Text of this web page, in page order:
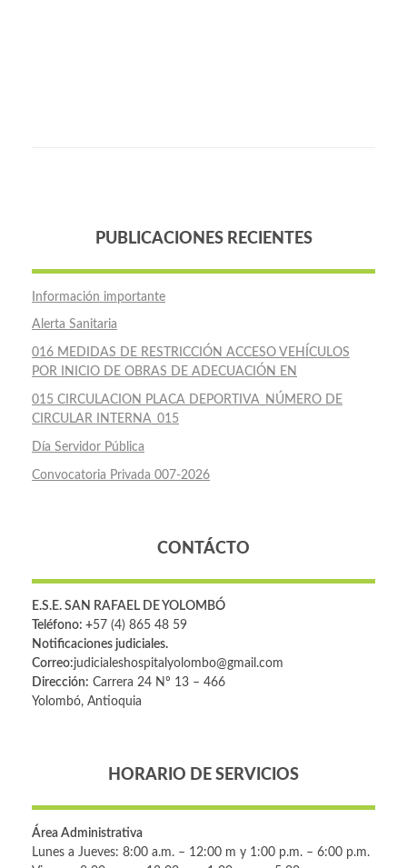
PUBLICACIONES RECIENTES
Información importante
Alerta Sanitaria
016 MEDIDAS DE RESTRICCIÓN ACCESO VEHÍCULOS
POR INICIO DE OBRAS DE ADECUACIÓN EN
015 CIRCULACION PLACA DEPORTIVA_NÚMERO DE
CIRCULAR INTERNA_015
Día Servidor Pública
Convocatoria Privada 007-2026
CONTÁCTO
E.S.E. SAN RAFAEL DE YOLOMBÓ
Teléfono: +57 (4) 865 48 59
Notificaciones judiciales.
Correo:judicialeshospitalyolombo@gmail.com
Dirección: Carrera 24 Nº 13 – 466
Yolombó, Antioquia
HORARIO DE SERVICIOS
Área Administrativa
Lunes a Jueves: 8:00 a.m. – 12:00 m y 1:00 p.m. – 6:00 p.m.